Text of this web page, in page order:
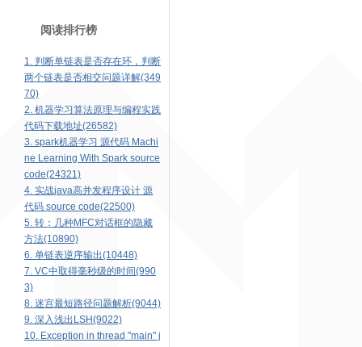
阅读排行榜
1. 判断单链表是否存在环，判断
两个链表是否相交问题详解(349
70)
2. 机器学习算法原理与编程实践
代码下载地址(26582)
3. spark机器学习 源代码 Machi
ne Learning With Spark source
code(24321)
4. 实战java高并发程序设计 源
代码 source code(22500)
5. 转：几种MFC对话框的隐藏
方法(10890)
6. 单链表逆序输出(10448)
7. VC中取得毫秒级的时间(990
3)
8. 迷宫最短路径问题解析(9044)
9. 深入浅出LSH(9022)
10. Exception in thread "main" j